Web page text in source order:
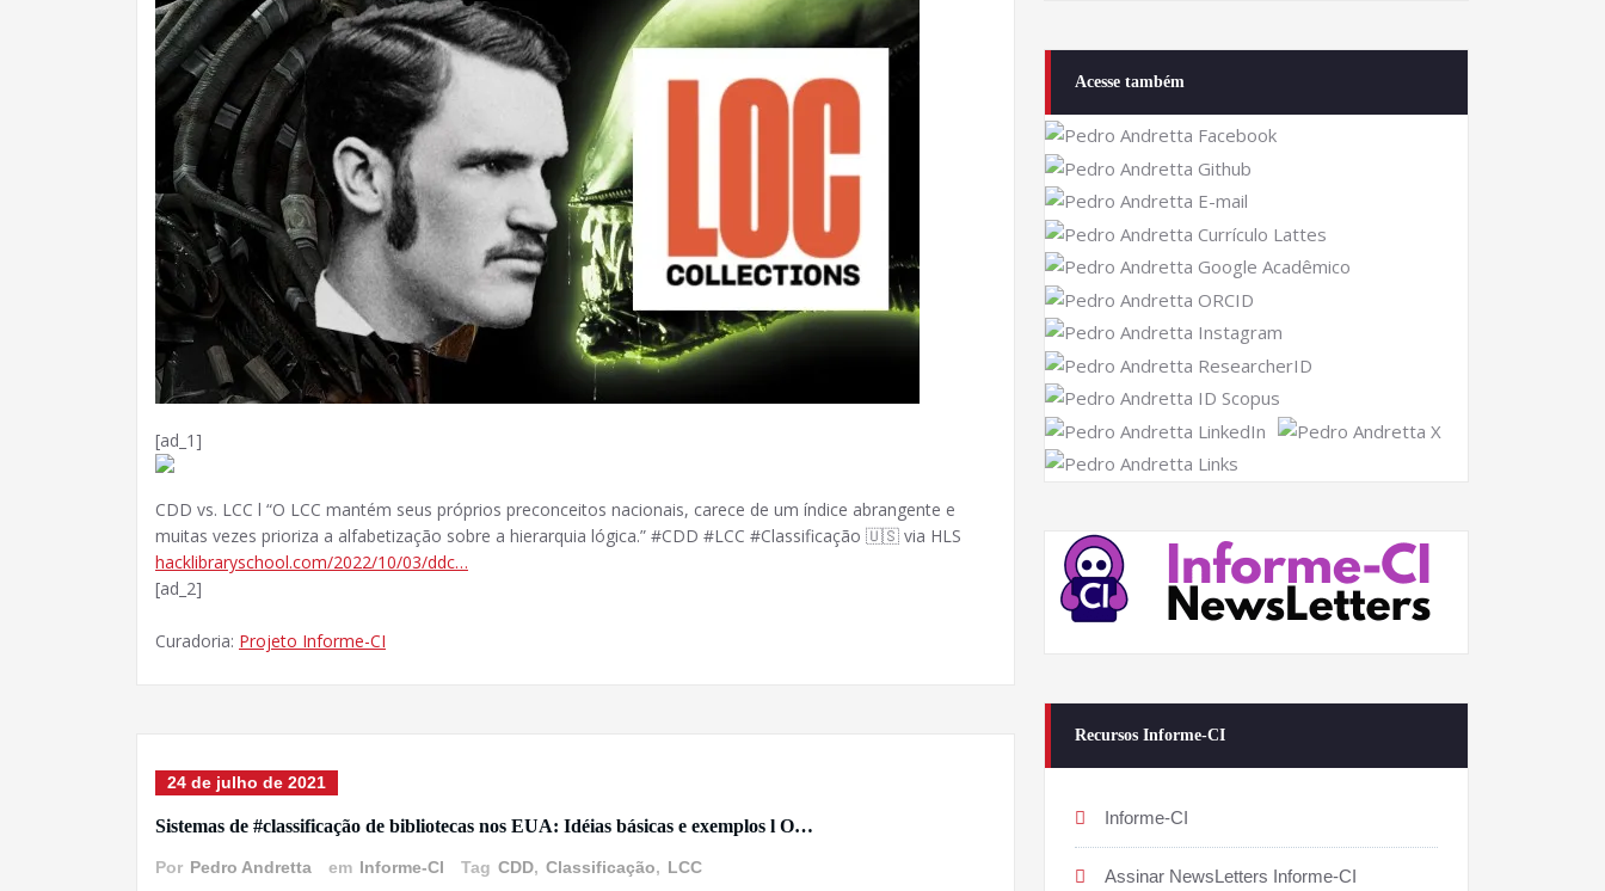
[ad_1]
CDD vs. LCC l “O LCC mantém seus próprios preconceitos nacionais, carece de um índice abrangente e
muitas vezes prioriza a alfabetização sobre a hierarquia lógica.” #CDD #LCC #Classificação 🇺🇸 via HLS
hacklibraryschool.com/2022/10/03/ddc…
[ad_2]
Curadoria: Projeto Informe-CI
24 de julho de 2021
Sistemas de #classificação de bibliotecas nos EUA: Idéias básicas e exemplos l O…
Por Pedro Andretta em Informe-CI Tag CDD, Classificação, LCC
Acesse também
Recursos Informe-CI
Informe-CI
Assinar NewsLetters Informe-CI